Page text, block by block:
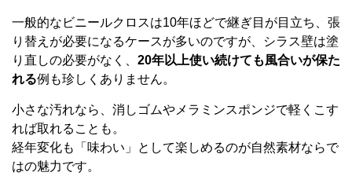
一般的なビニールクロスは10年ほどで継ぎ目が目立ち、張
り替えが必要になるケースが多いのですが、シラス壁は塗
り直しの必要がなく、 20年以上使い続けても風合いが保た
れる例も珍しくありません。
小さな汚れなら、消しゴムやメラミンスポンジで軽くこす
れば取れることも。
経年変化も「味わい」として楽しめるのが自然素材ならで
はの魅力です。